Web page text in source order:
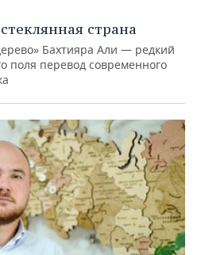
страна
Бахтияра Али — редкий
поля перевод современного